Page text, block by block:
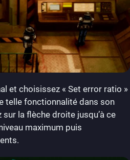
et choisissez « Set error ratio »
telle fonctionnalité dans son
la flèche droite jusqu’à ce
maximum puis